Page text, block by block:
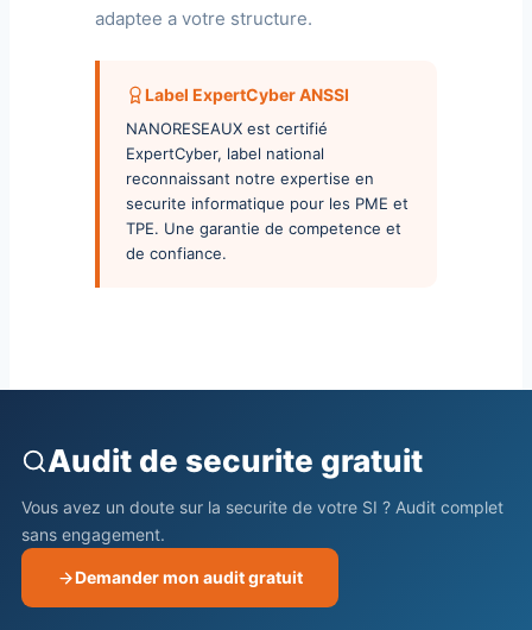
adaptee a votre structure.
Label ExpertCyber ANSSI
NANORESEAUX est certifié
ExpertCyber, label national
reconnaissant notre expertise en
securite informatique pour les PME et
TPE. Une garantie de competence et
de confiance.
Audit de securite gratuit
Vous avez un doute sur la securite de votre SI ? Audit complet
sans engagement.
Demander mon audit gratuit